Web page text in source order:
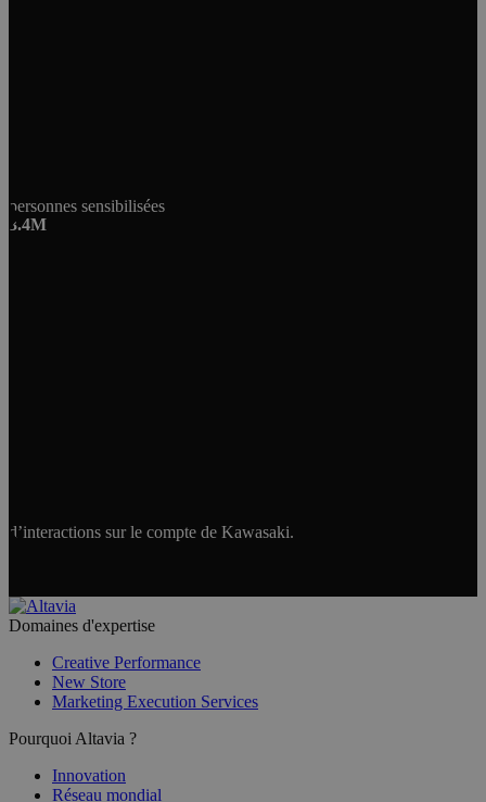
personnes sensibilisées
3.4M
d’interactions sur le compte de Kawasaki.
Domaines d'expertise
Creative Performance
New Store
Marketing Execution Services
Pourquoi Altavia ?
Innovation
Réseau mondial